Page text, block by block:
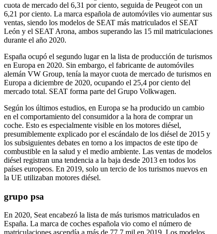
cuota de mercado del 6,31 por ciento, seguida de Peugeot con un
6,21 por ciento. La marca española de automóviles vio aumentar sus
ventas, siendo los modelos de SEAT más matriculados el SEAT
León y el SEAT Arona, ambos superando las 15 mil matriculaciones
durante el año 2020.
España ocupó el segundo lugar en la lista de producción de turismos
en Europa en 2020. Sin embargo, el fabricante de automóviles
alemán VW Group, tenía la mayor cuota de mercado de turismos en
Europa a diciembre de 2020, ocupando el 25,4 por ciento del
mercado total. SEAT forma parte del Grupo Volkwagen.
Según los últimos estudios, en Europa se ha producido un cambio
en el comportamiento del consumidor a la hora de comprar un
coche. Esto es especialmente visible en los motores diésel,
presumiblemente explicado por el escándalo de los diésel de 2015 y
los subsiguientes debates en torno a los impactos de este tipo de
combustible en la salud y el medio ambiente. Las ventas de modelos
diésel registran una tendencia a la baja desde 2013 en todos los
países europeos. En 2019, solo un tercio de los turismos nuevos en
la UE utilizaban motores diésel.
grupo psa
En 2020, Seat encabezó la lista de más turismos matriculados en
España. La marca de coches española vio como el número de